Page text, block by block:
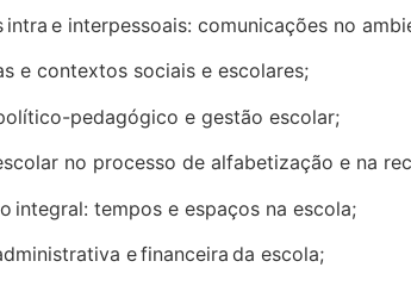
intra e interpessoais: comunicações no
e contextos sociais e escolares;
pedagógico e gestão escolar;
no processo de alfabetização e na
integral: tempos e espaços na escola;
e financeira da escola;